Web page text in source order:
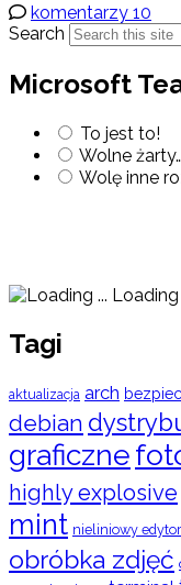
komentarzy 10
Search
Microsoft
To jest to!
Wolne żarty…
Wolę inne
Loading
Tagi
aktualizacja arch
debian
graficzne
highly explosive
mint nieliniowy
obróbka zdjęć